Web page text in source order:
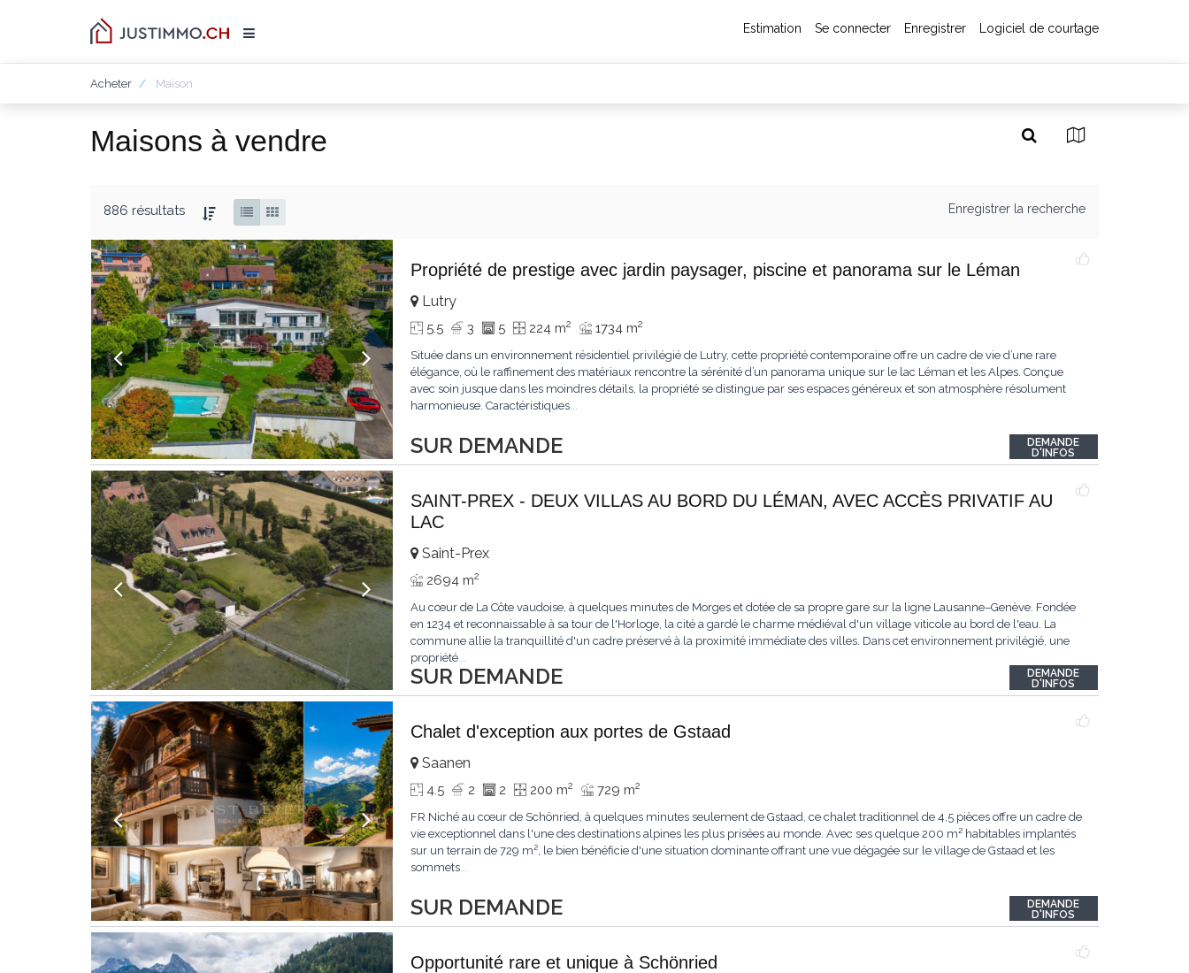
Estimation Se connecter Enregistrer Logiciel de courtage
Acheter Maison
Maisons à vendre
886 résultats Enregistrer la recherche
Propriété de prestige avec jardin paysager, piscine et panorama sur le Léman
SUR DEMANDE
Lutry
5.5 3 5 224 m2 1734 m2
Située dans un environnement résidentiel privilégié de Lutry, cette propriété contemporaine offre un cadre de vie d’une rare
élégance, où le raffinement des matériaux rencontre la sérénité d’un panorama unique sur le lac Léman et les Alpes. Conçue
avec soin jusque dans les moindres détails, la propriété se distingue par ses espaces généreux et son atmosphère résolument
harmonieuse. Caractéristiques...
DEMANDE
D'INFOS
SAINT-PREX - DEUX VILLAS AU BORD DU LÉMAN, AVEC ACCÈS PRIVATIF AU
LAC
SUR DEMANDE
Saint-Prex
2694 m2
Au cœur de La Côte vaudoise, à quelques minutes de Morges et dotée de sa propre gare sur la ligne Lausanne–Genève. Fondée
en 1234 et reconnaissable à sa tour de l'Horloge, la cité a gardé le charme médiéval d'un village viticole au bord de l'eau. La
commune allie la tranquillité d'un cadre préservé à la proximité immédiate des villes. Dans cet environnement privilégié, une
propriété...
DEMANDE
D'INFOS
Chalet d'exception aux portes de Gstaad
SUR DEMANDE
Saanen
4.5 2 2 200 m2 729 m2
FR Niché au cœur de Schönried, à quelques minutes seulement de Gstaad, ce chalet traditionnel de 4,5 pièces offre un cadre de
vie exceptionnel dans l'une des destinations alpines les plus prisées au monde. Avec ses quelque 200 m² habitables implantés
sur un terrain de 729 m², le bien bénéficie d'une situation dominante offrant une vue dégagée sur le village de Gstaad et les
sommets...
DEMANDE
D'INFOS
Opportunité rare et unique à Schönried